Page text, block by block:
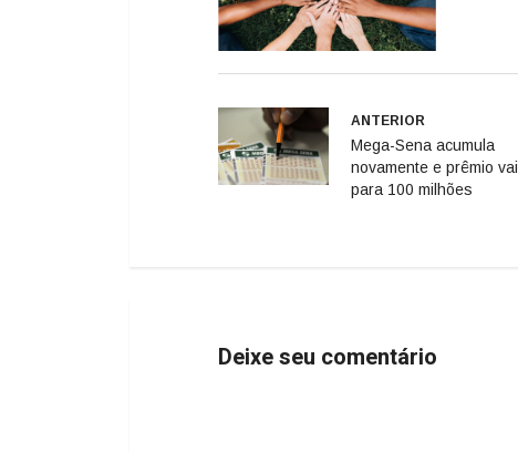
ANTERIOR
Mega-Sena acumula
novamente e prêmio vai
para 100 milhões
Deixe seu comentário